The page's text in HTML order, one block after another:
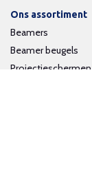
Ons assortiment
Beamers
Beamer beugels
Projectieschermen